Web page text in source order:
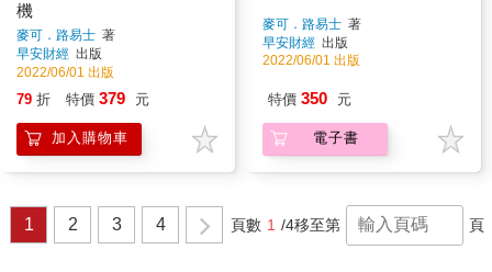
機
麥可．路易士 著
早安財經 出版
2022/06/01 出版
79 折 特價 379 元
加入購物車
麥可．路易士 著
早安財經 出版
2022/06/01 出版
特價 350 元
電子書
1 2 3 4 頁數 1 /4移至第 頁